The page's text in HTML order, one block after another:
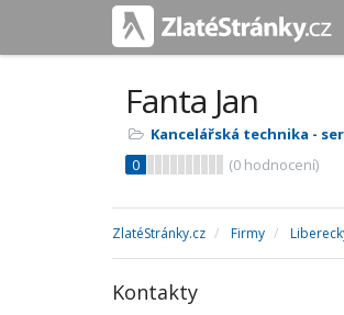
Fanta Jan
Kancelářská technika -
0
(0 hodnocení)
ZlatéStránky.cz Firmy
Kontakty